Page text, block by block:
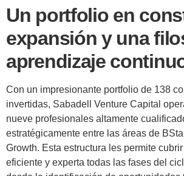
Un portfolio en
expansión y una
aprendizaje
Con un impresionante portfolio de 138
invertidas, Sabadell Venture Capital
nueve profesionales altamente
estratégicamente entre las áreas de
Growth. Esta estructura les permite
eficiente y experta todas las fases del